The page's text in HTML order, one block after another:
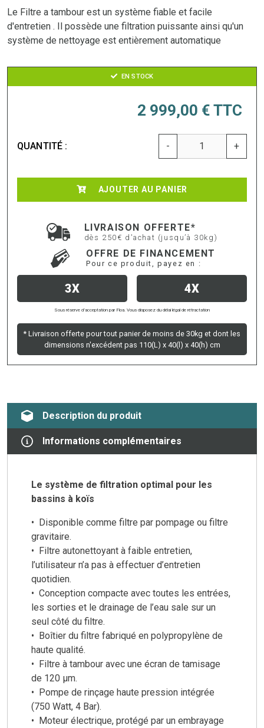
Le Filtre a tambour est un système fiable et facile
d'entretien . Il possède une filtration puissante ainsi qu'un
système de nettoyage est entièrement automatique
EN STOCK
2 999,00 € TTC
QUANTITÉ : - +
AJOUTER AU PANIER
LIVRAISON OFFERTE*
dès 250€ d'achat (jusqu’à 30kg)
OFFRE DE FINANCEMENT
Pour ce produit, payez en :
3X 4X
Sous réserve d’acceptation par Floa. Vous disposez du délai légal de rétractation
* Livraison offerte pour tout panier de moins de 30kg et dont les
dimensions n'excédent pas 110(L) x 40(l) x 40(h) cm
Description du produit
Informations complémentaires
Le système de filtration optimal pour les
bassins à koïs
• Disponible comme filtre par pompage ou filtre
gravitaire.
• Filtre autonettoyant à faible entretien,
l’utilisateur n’a pas à effectuer d’entretien
quotidien.
• Conception compacte avec toutes les entrées,
les sorties et le drainage de l’eau sale sur un
seul côté du filtre.
• Boîtier du filtre fabriqué en polypropylène de
haute qualité.
• Filtre à tambour avec une écran de tamisage
de 120 μm.
• Pompe de rinçage haute pression intégrée
(750 Watt, 4 Bar).
• Moteur électrique, protégé par un embrayage